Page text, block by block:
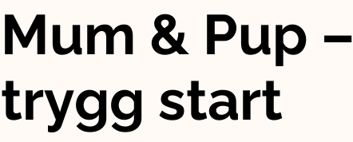
Mum & Pup –
trygg start